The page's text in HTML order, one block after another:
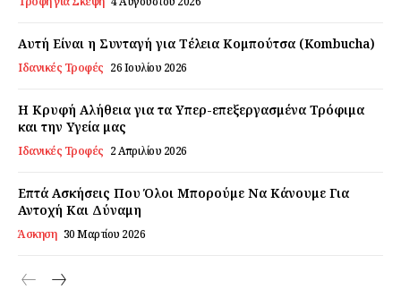
Σχετικά με εμάς
Ο λογαριασμός μου
Επικοινωνία
Αυτή Είναι η Συνταγή για Τέλεια Κομπούτσα (Kombucha)
Ιδανικές Τροφές 26 Ιουλίου 2026
Η Κρυφή Αλήθεια για τα Υπερ-επεξεργασμένα Τρόφιμα
και την Υγεία μας
Ιδανικές Τροφές 2 Απριλίου 2026
Επτά Ασκήσεις Που Όλοι Μπορούμε Να Κάνουμε Για
Αντοχή Και Δύναμη
Άσκηση 30 Μαρτίου 2026